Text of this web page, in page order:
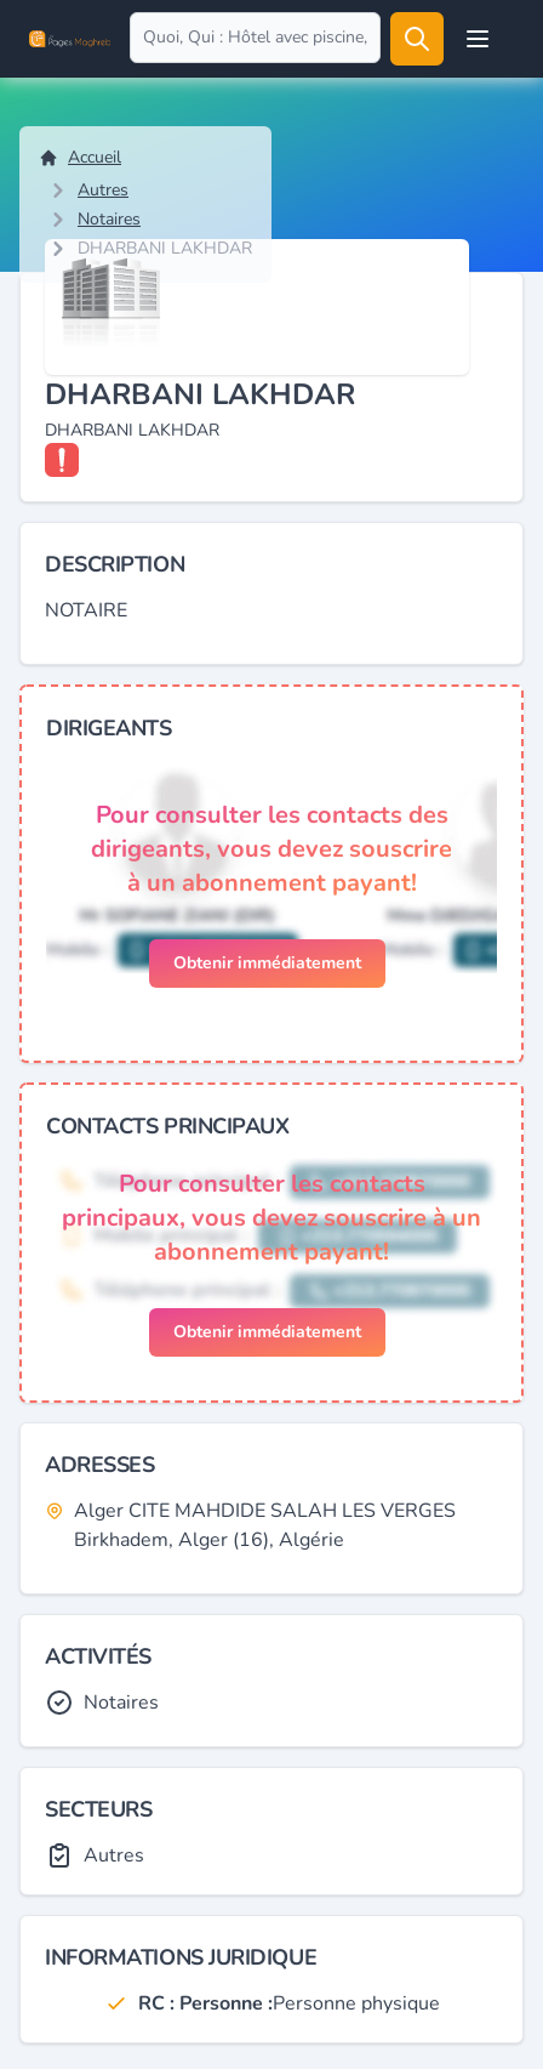
Open
Accueil
Autres
Notaires
DHARBANI LAKHDAR
DHARBANI LAKHDAR
DHARBANI LAKHDAR
DESCRIPTION
NOTAIRE
DIRIGEANTS
Pour consulter les contacts des
dirigeants, vous devez souscrire
à un abonnement payant!
Obtenir immédiatement
CONTACTS PRINCIPAUX
Pour consulter les contacts
principaux, vous devez souscrire à un
abonnement payant!
Obtenir immédiatement
ADRESSES
Alger CITE MAHDIDE SALAH LES VERGES
Birkhadem, Alger (16), Algérie
ACTIVITÉS
Notaires
SECTEURS
Autres
INFORMATIONS JURIDIQUE
RC : Personne :Personne physique